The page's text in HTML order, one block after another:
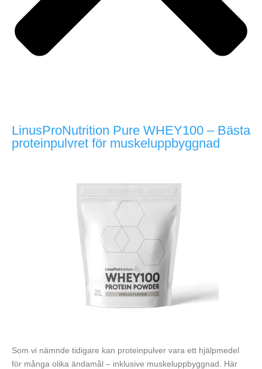
LinusProNutrition Pure WHEY100 – Bästa
proteinpulvret för muskeluppbyggnad
Som vi nämnde tidigare kan proteinpulver vara ett hjälpmedel
för många olika ändamål – inklusive muskeluppbyggnad. Här